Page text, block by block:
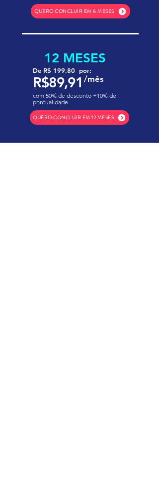
QUERO CONCLUIR EM 6 MESES
12 MESES
De R$ 199,80 por:
R$89,91 /mês
com 50% de desconto +10% de
pontualidade
QUERO CONCLUIR EM 12 MESES